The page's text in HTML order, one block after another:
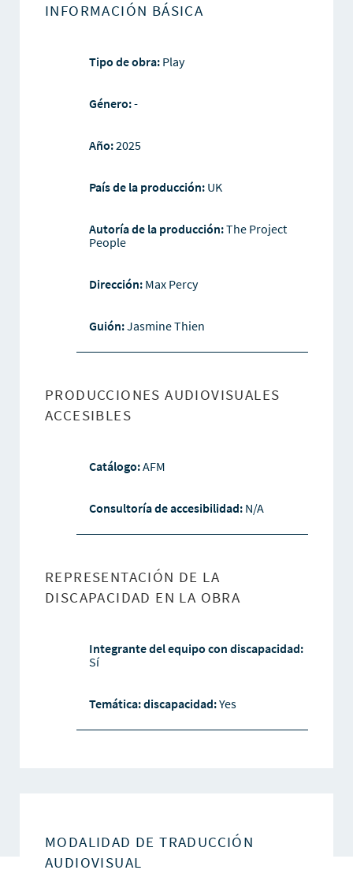
INFORMACIÓN BÁSICA
Tipo de obra:Play
Género:-
Año:2025
País de la producción: UK
Autoría de la producción:The Project
People
Dirección: Max Percy
Guión:Jasmine Thien
PRODUCCIONES AUDIOVISUALES
ACCESIBLES
Catálogo:AFM
Consultoría de accesibilidad: N/A
REPRESENTACIÓN DE LA
DISCAPACIDAD EN LA OBRA
Integrante del equipo con discapacidad:
Sí
Temática: discapacidad:Yes
MODALIDAD DE TRADUCCIÓN
AUDIOVISUAL